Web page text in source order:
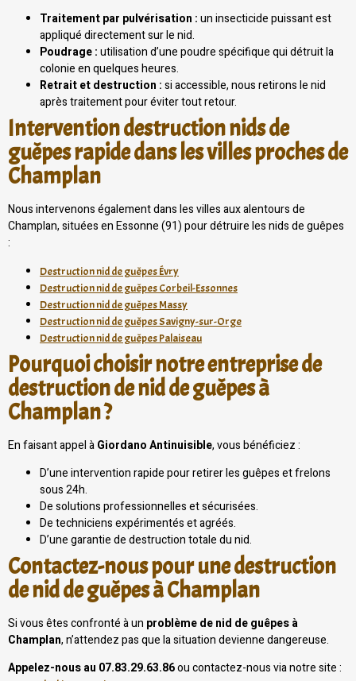
Traitement par pulvérisation :un insecticide puissant est
appliqué directement sur le nid.
Poudrage :utilisation d’une poudre spécifique qui détruit la
colonie en quelques heures.
Retrait et destruction :si accessible, nous retirons le nid
après traitement pour éviter tout retour.
Intervention destruction nids de
guêpes rapide dans les villes proches de
Champlan
Nous intervenons également dans les villes aux alentours de
Champlan, situées en Essonne (91) pour détruire les nids de guêpes
:
Destruction nid de guêpes Évry
Destruction nid de guêpes Corbeil-Essonnes
Destruction nid de guêpes Massy
Destruction nid de guêpes Savigny-sur-Orge
Destruction nid de guêpes Palaiseau
Pourquoi choisir notre entreprise de
destruction de nid de guêpes à
Champlan ?
En faisant appel àGiordano Antinuisible, vous bénéficiez :
D’une intervention rapide pour retirer les guêpes et frelons
sous 24h.
De solutions professionnelles et sécurisées.
De techniciens expérimentés et agréés.
D’une garantie de destruction totale du nid.
Contactez-nous pour une destruction
de nid de guêpes à Champlan
Si vous êtes confronté à un problème de nid de guêpes à
Champlan, n’attendez pas que la situation devienne dangereuse.
Appelez-nous au 07.83.29.63.86ou contactez-nous via notre site :